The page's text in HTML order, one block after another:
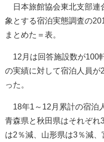
日本旅館協会東北支部連
象とする宿泊実態調査の
まとめた＝表。
12月は回答施設数が100
の実績に対して宿泊人員が
った。
18年1～12月累計の宿泊
青森県と秋田県はそれぞれ
は2％減、山形県は3％減